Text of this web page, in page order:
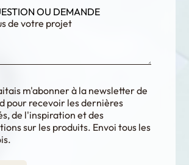
OU DEMANDE
m'abonner à la newsletter de
pour recevoir les dernières
de l'inspiration et des
sur les produits. Envoi tous les